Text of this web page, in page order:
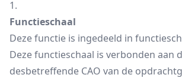
1.
Functieschaal
Deze functie is ingedeeld in
Deze functieschaal is verbonden aan
desbetreffende CAO van de